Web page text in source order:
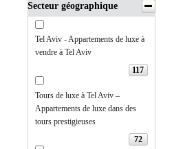
Secteur géographique
Tel Aviv - Appartements de luxe à
vendre à Tel Aviv
117
Tours de luxe à Tel Aviv –
Appartements de luxe dans des
tours prestigieuses
72